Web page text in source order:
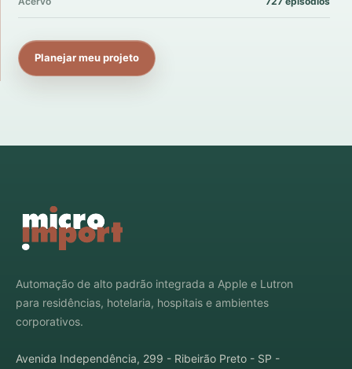
Planejar meu projeto
Automação de alto padrão integrada a Apple e Lutron
para residências, hotelaria, hospitais e ambientes
corporativos.
Avenida Independência, 299 - Ribeirão Preto - SP -